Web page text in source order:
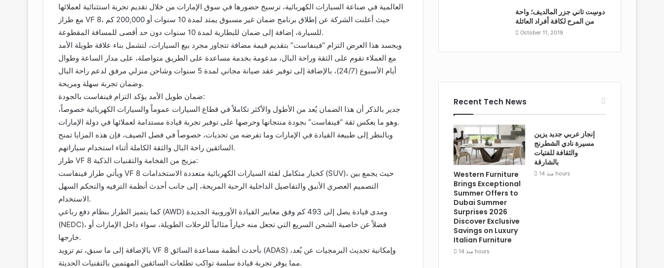
العالمية في صناعة السيارات الكهربائية، ترسيخ حضورها في سوق الإمارات من خلال تقديم تجربة استثنائية لعملائها
مع طراز VF 8، حيث أعلنت الشركة عن إطلاق برنامج ضمان غير مسبوق يمتد لمدة 10 سنوات أو 200,000 كم
للسيارة، إضافة إلى ضمان للبطارية لمدة 10 سنوات دون حد أقصى للمسافة المقطوعة.
ويجسد هذا العرض التزام “فينفاست” بتقديم قيمة مضافة تتجاوز مجرد بيع السيارات، لتشمل بناء علاقة طويلة الأمد
مع العملاء تقوم على الثقة وراحة البال، مدعومة بخدمة مساعدة على الطريق متواصلة، على مدار الساعة وطوال
أيام الأسبوع (24/7)، بالإضافة إلى توفير عقد صيانة مجاني لمدة 5 سنوات وشاحن منزلي مرفق لدعم راحة البال
وضمان تجربة سهلة ومريحة.
ضمان طويل الأمد يؤكد التزام فينفاست بالجودة:
جدير بالذكر أن هذا الضمان يُعد من الأطول والأكثر تكاملاً في قطاع السيارات عموماً والسيارات الكهربائية خصوصاً،
وهو ما يعكس ثقة “فينفاست” بجودة منتجاتها وحرصها على توفير تجربة قيادة مستدامة لعملائها في دولة الإمارات.
وبالنظر إلى طبيعة القيادة في الإمارات وما تفرضه من تحديات، خصوصاً في فصل الصيف، فإن هذه المزايا تمنح
السائقين راحة البال والثقة الكاملة أثناء استخدام سياراتهم.
طراز VF 8 مزيج من الفخامة والتقنيات الذكية:
ويأتي طراز فينفاست VF 8 كخيار متكامل لفئة السيارات الكهربائية متعددة الاستخدامات (SUV)، حيث يجمع بين
التصميم العصري الأنيق والتفاصيل الداخلية الرحبة المريحة، إلى جانب أحدث أنظمة الترفيه والتحكم السهل
الاستخدام.
كما يتميز الطراز بنظام دفع رباعي (AWD) ومدى قيادة يصل إلى 493 كم وفق معايير القيادة الأوروبية الجديدة
(NEDC)، فضلاً عن خاصية الشحن السريع التي تجعل منه خياراً مثالياً للرحلات الطويلة، سواء داخل الإمارات أو
خارجها.
بالإضافة إلى ما سبق، تم تزويد VF 8 بأحدث أنظمة مساعدة السائق (ADAS) وإمكانية تحديث البرمجيات عن بُعد،
مما يوفر تجربة قيادة سلسة تواكب تطلعات السائقين المهتمين بالتقنيات الحديثة.
دوسِت تاني جزر المالديف؛ واحة
من المرح لكافة أفراد العائلة
October 11, 2019
Recent Tech News
Western Furniture
Brings Exceptional
Summer Offers to
Dubai Summer
Surprises 2026
Discover Exclusive
Savings on Luxury
Italian Furniture
منذ 14 hours
إنجاز عربي جديد يزين
مسيرة نادي الشطرنج
والثقافة للفتيات
منذ 14 hours